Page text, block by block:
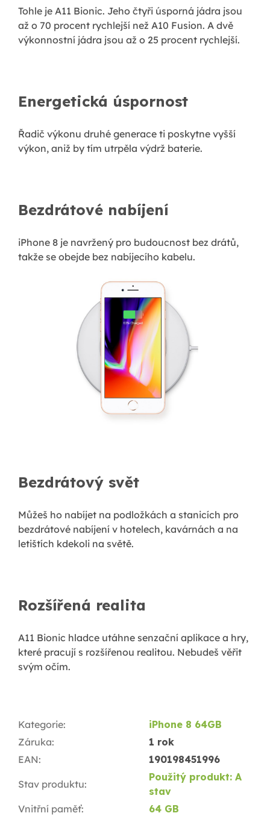
Tohle je A11 Bionic. Jeho čtyři úsporná jádra jsou
až o 70 procent rychlejší než A10 Fusion. A dvě
výkonnostní jádra jsou až o 25 procent rychlejší.
Energetická úspornost
Řadič výkonu druhé generace ti poskytne vyšší
výkon, aniž by tím utrpěla výdrž baterie.
Bezdrátové nabíjení
iPhone 8 je navržený pro budoucnost bez drátů,
takže se obejde bez nabíjecího kabelu.
Bezdrátový svět
Můžeš ho nabíjet na podložkách a stanicích pro
bezdrátové nabíjení v hotelech, kavárnách a na
letištích kdekoli na světě.
Rozšířená realita
A11 Bionic hladce utáhne senzační aplikace a hry,
které pracují s rozšířenou realitou. Nebudeš věřit
svým očím.
Kategorie:
iPhone 8 64GB
Záruka:
1 rok
EAN: 190198451996
Stav produktu:
Použitý produkt: A
stav
Vnitřní paměť:
64 GB